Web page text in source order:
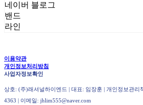
네이버 블로그
밴드
라인
이용약관
개인정보처리방침
사업자정보확인
상호: (주)래셔널하이엔드 | 대표: 임장훈 | 개인정보관리
4363 | 이메일: jhlim555@naver.com